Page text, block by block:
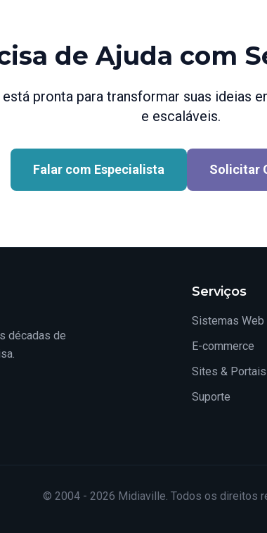
de Ajuda com
pronta para transformar suas ideias
e escaláveis.
Falar com Especialista Solicitar
décadas de
Serviços
Sistemas Web
E-commerce
Sites & Portais
Suporte
© 2004 - 2026 Midiaville. Todos os direitos